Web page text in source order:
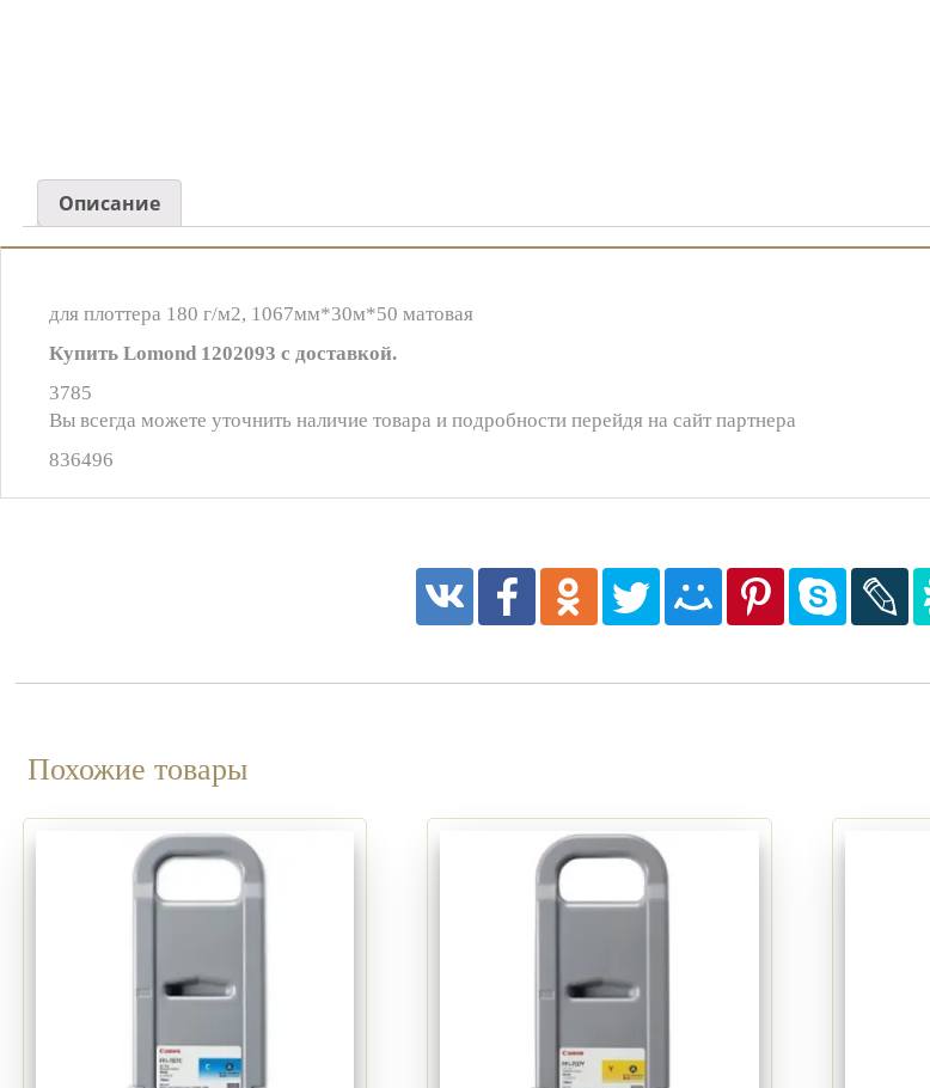
Описание
для плоттера 180 г/м2, 1067мм*30м*50 матовая
Купить Lomond 1202093 с доставкой.
3785
Вы всегда можете уточнить наличие товара и подробности перейдя на сайт партнера
836496
Похожие товары